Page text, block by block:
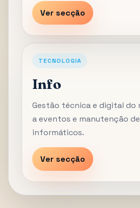
Ver secção
TECNOLOGIA
Info
Gestão técnica e digital do
a eventos e manutenção
informáticos.
Ver secção